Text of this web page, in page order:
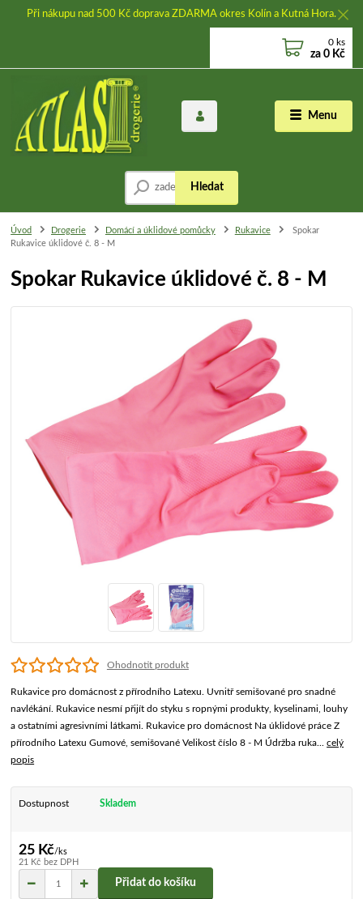
Při nákupu nad 500 Kč doprava ZDARMA okres Kolín a Kutná Hora.
Menu
Hledat
0 ks
za 0 Kč
Úvod Drogerie Domácí a úklidové pomůcky Rukavice
Spokar
Rukavice úklidové č. 8 - M
Spokar Rukavice úklidové č. 8 - M
Ohodnotit produkt
Rukavice pro domácnost z přírodního Latexu. Uvnitř semišované pro snadné
navlékání. Rukavice nesmí přijít do styku s ropnými produkty, kyselinami, louhy
a ostatními agresivními látkami. Rukavice pro domácnost Na úklidové práce Z
přírodního Latexu Gumové, semišované Velikost číslo 8 - M Údržba ruka...celý
popis
Dostupnost Skladem
25 Kč/ks
21 Kč bez DPH
Přidat do košíku